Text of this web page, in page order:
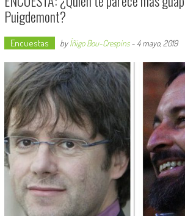
Puigdemont?
Encuestas byÍñigo Bou-Crespins- 4 mayo, 2019